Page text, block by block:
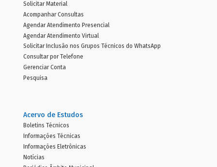
Solicitar Material
Acompanhar Consultas
Agendar Atendimento Presencial
Agendar Atendimento Virtual
Solicitar Inclusão nos Grupos Técnicos do WhatsApp
Consultar por Telefone
Gerenciar Conta
Pesquisa
Acervo de Estudos
Boletins Técnicos
Informações Técnicas
Informações Eletrônicas
Notícias